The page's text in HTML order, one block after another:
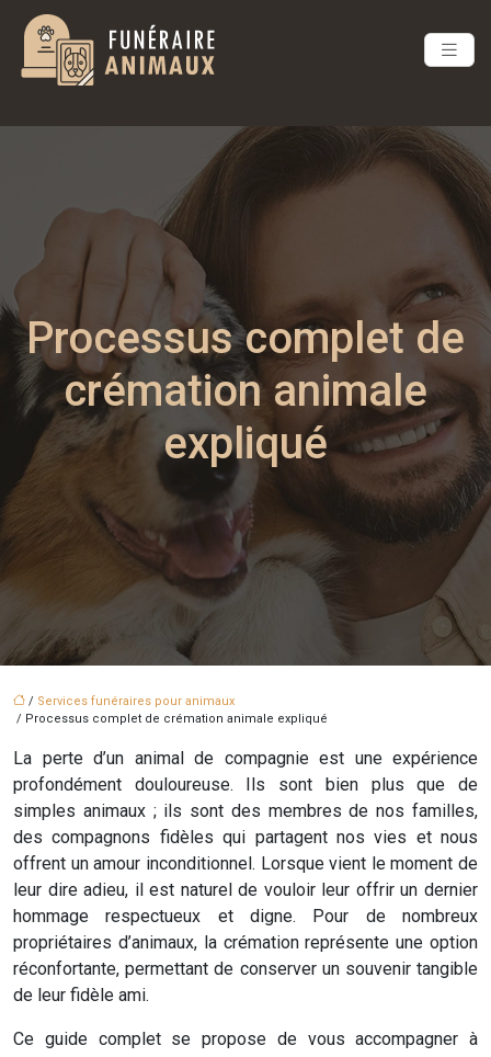
Processus complet de
crémation animale
expliqué
/ Services funéraires pour animaux
/ Processus complet de crémation animale expliqué
La perte d’un animal de compagnie est une expérience
profondément douloureuse. Ils sont bien plus que de
simples animaux ; ils sont des membres de nos familles,
des compagnons fidèles qui partagent nos vies et nous
offrent un amour inconditionnel. Lorsque vient le moment de
leur dire adieu, il est naturel de vouloir leur offrir un dernier
hommage respectueux et digne. Pour de nombreux
propriétaires d’animaux, la crémation représente une option
réconfortante, permettant de conserver un souvenir tangible
de leur fidèle ami.
Ce guide complet se propose de vous accompagner à